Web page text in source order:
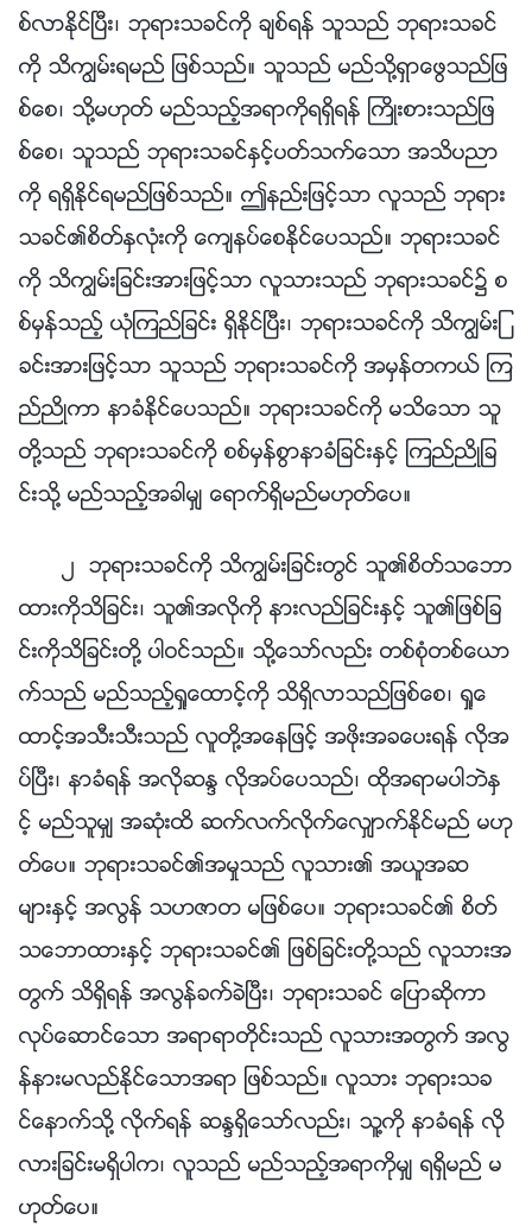
စ္လာႏိုင္ၿပီး၊ ဘုရားသခင္ကို ခ်စ္ရန္ သူသည္ ဘုရားသခင္
ကို သိကြၽမ္းရမည္ ျဖစ္သည္။ သူသည္ မည္သို႔ရွာေဖြသည္ျဖ
စ္ေစ၊ သို႔မဟုတ္ မည္သည့္အရာကိုရရွိရန္ ႀကိဳးစားသည္ျဖ
စ္ေစ၊ သူသည္ ဘုရားသခင္ႏွင့္ပတ္သက္ေသာ အသိပညာ
ကို ရရွိႏိုင္ရမည္ျဖစ္သည္။ ဤနည္းျဖင့္သာ လူသည္ ဘုရား
သခင္၏စိတ္ႏွလုံးကို ေက်နပ္ေစႏိုင္ေပသည္။ ဘုရားသခင္
ကို သိကြၽမ္းျခင္းအားျဖင့္သာ လူသားသည္ ဘုရားသခင္၌ စ
စ္မွန္သည့္ ယုံၾကည္ျခင္း ရွိႏိုင္ၿပီး၊ ဘုရားသခင္ကို သိကြၽမ္းျ
ခင္းအားျဖင့္သာ သူသည္ ဘုရားသခင္ကို အမွန္တကယ္ ၾက
ည္ညိဳကာ နာခံႏိုင္ေပသည္။ ဘုရားသခင္ကို မသိေသာ သူ
တို႔သည္ ဘုရားသခင္ကို စစ္မွန္စြာနာခံျခင္းႏွင့္ ၾကည္ညိဳျခ
င္းသို႔ မည္သည့္အခါမွ် ေရာက္ရွိမည္မဟုတ္ေပ။
၂ ဘုရားသခင္ကို သိကြၽမ္းျခင္းတြင္ သူ၏စိတ္သေဘာ
ထားကိုသိျခင္း၊ သူ၏အလိုကို နားလည္ျခင္းႏွင့္ သူ၏ျဖစ္ျခ
င္းကိုသိျခင္းတို႔ ပါဝင္သည္။ သို႔ေသာ္လည္း တစ္စုံတစ္ေယာ
က္သည္ မည္သည့္ရႈေထာင့္ကို သိရွိလာသည္ျဖစ္ေစ၊ ရႈေ
ထာင့္အသီးသီးသည္ လူတို႔အေနျဖင့္ အဖိုးအခေပးရန္ လိုအ
ပ္ၿပီး၊ နာခံရန္ အလိုဆႏၵ လိုအပ္ေပသည္၊ ထိုအရာမပါဘဲႏွ
င့္ မည္သူမွ် အဆုံးထိ ဆက္လက္လိုက္ေလွ်ာက္ႏိုင္မည္ မဟု
တ္ေပ။ ဘုရားသခင္၏အမႈသည္ လူသား၏ အယူအဆ
မ်ားႏွင့္ အလြန္ သဟဇာတ မျဖစ္ေပ။ ဘုရားသခင္၏ စိတ္
သေဘာထားႏွင့္ ဘုရားသခင္၏ ျဖစ္ျခင္းတို႔သည္ လူသားအ
တြက္ သိရွိရန္ အလြန္ခက္ခဲၿပီး၊ ဘုရားသခင္ ေျပာဆိုကာ
လုပ္ေဆာင္ေသာ အရာရာတိုင္းသည္ လူသားအတြက္ အလြ
န္နားမလည္ႏိုင္ေသာအရာ ျဖစ္သည္။ လူသား ဘုရားသခ
င္ေနာက္သို႔ လိုက္ရန္ ဆႏၵရွိေသာ္လည္း၊ သူ႔ကို နာခံရန္ လို
လားျခင္းမရွိပါက၊ လူသည္ မည္သည့္အရာကိုမွ် ရရွိမည္ မ
ဟုတ္ေပ။